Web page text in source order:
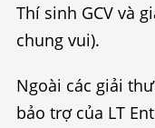
Thí sinh GCV và
chung vui).
Ngoài các giải
bảo trợ của LT